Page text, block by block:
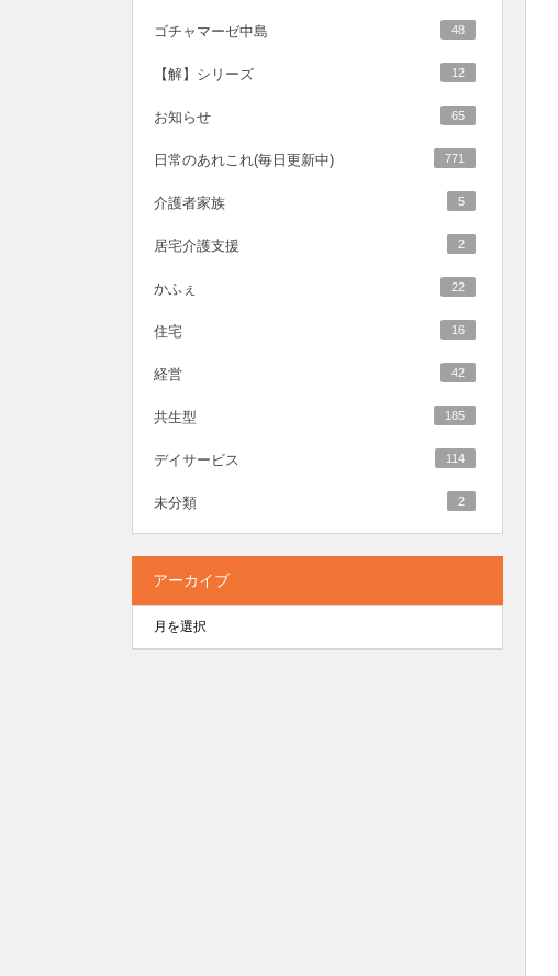
ゴチャマーゼ中島 48
【解】シリーズ 12
お知らせ 65
日常のあれこれ(毎日更新中) 771
介護者家族 5
居宅介護支援 2
かふぇ 22
住宅 16
経営 42
共生型 185
デイサービス 114
未分類 2
アーカイブ